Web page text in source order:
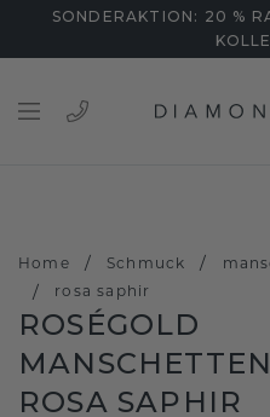
SONDERAKTION: 20 %
Home / Schmuck /
/ rosa saphir
ROSÉGOLD
ROSA SAPHIR